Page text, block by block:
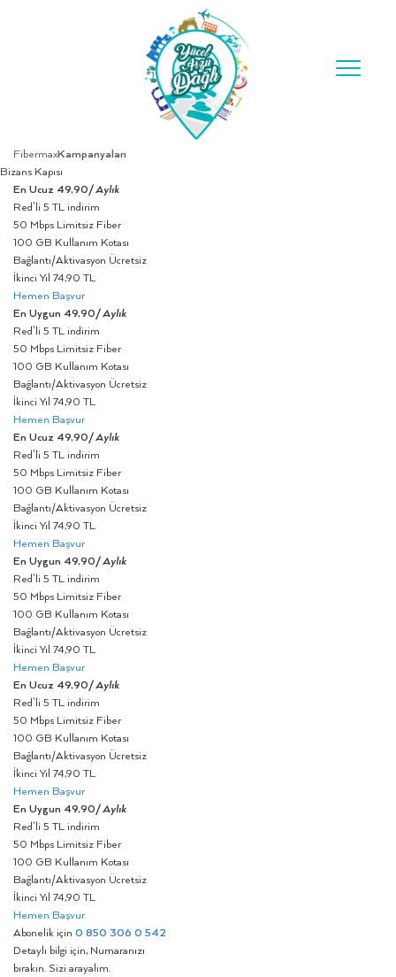
Toggle
FibermaxKampanyaları
Bizans Kapısı
En Ucuz 49,90/ Aylık
Red’li 5 TL indirim
50 Mbps Limitsiz Fiber
100 GB Kullanım Kotası
Bağlantı/Aktivasyon Ücretsiz
İkinci Yıl 74,90 TL
Hemen Başvur
En Uygun 49,90/ Aylık
Red’li 5 TL indirim
50 Mbps Limitsiz Fiber
100 GB Kullanım Kotası
Bağlantı/Aktivasyon Ücretsiz
İkinci Yıl 74,90 TL
Hemen Başvur
En Ucuz 49,90/ Aylık
Red’li 5 TL indirim
50 Mbps Limitsiz Fiber
100 GB Kullanım Kotası
Bağlantı/Aktivasyon Ücretsiz
İkinci Yıl 74,90 TL
Hemen Başvur
En Uygun 49,90/ Aylık
Red’li 5 TL indirim
50 Mbps Limitsiz Fiber
100 GB Kullanım Kotası
Bağlantı/Aktivasyon Ücretsiz
İkinci Yıl 74,90 TL
Hemen Başvur
En Ucuz 49,90/ Aylık
Red’li 5 TL indirim
50 Mbps Limitsiz Fiber
100 GB Kullanım Kotası
Bağlantı/Aktivasyon Ücretsiz
İkinci Yıl 74,90 TL
Hemen Başvur
En Uygun 49,90/ Aylık
Red’li 5 TL indirim
50 Mbps Limitsiz Fiber
100 GB Kullanım Kotası
Bağlantı/Aktivasyon Ücretsiz
İkinci Yıl 74,90 TL
Hemen Başvur
Abonelik için 0 850 306 0 542
Detaylı bilgi için, Numaranızı
bırakın. Sizi arayalım.